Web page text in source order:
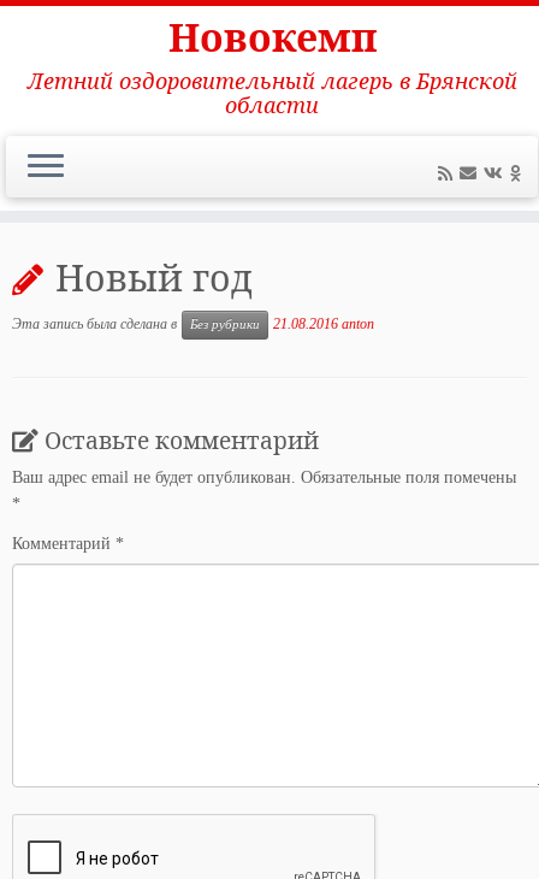
содержимому
Новокемп
Летний оздоровительный лагерь в Брянской
области
Новый год
Эта запись была сделана в Без рубрики 21.08.2016 anton
Оставьте комментарий
Ваш адрес email не будет опубликован. Обязательные поля помечены
*
Комментарий *